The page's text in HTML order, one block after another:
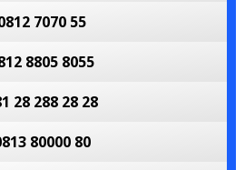
7070 55
8805 8055
28 288 28 28
80000 80